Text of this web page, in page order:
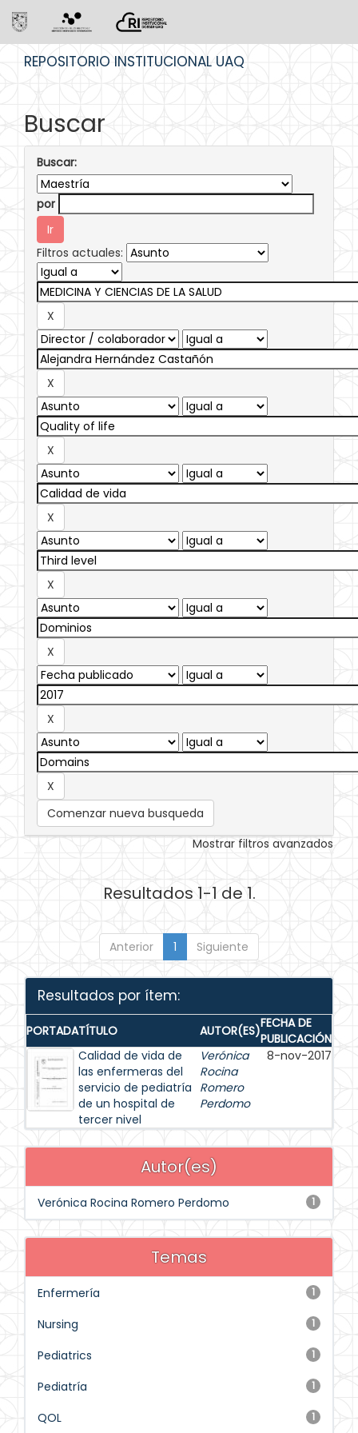
REPOSITORIO INSTITUCIONAL UAQ
Buscar
Buscar:
por
Filtros actuales:
Comenzar nueva busqueda
Mostrar filtros avanzados
Resultados 1-1 de 1.
Anterior 1 Siguiente
Resultados por ítem:
PORTADATÍTULO AUTOR(ES)FECHA DE
PUBLICACIÓN
Calidad de vida de
las enfermeras del
servicio de pediatría
de un hospital de
tercer nivel
Verónica
Rocina
Romero
Perdomo
8-nov-2017
Autor(es)
1
Verónica Rocina Romero Perdomo
Temas
1
Enfermería
1
Nursing
1
Pediatrics
1
Pediatría
1
QOL